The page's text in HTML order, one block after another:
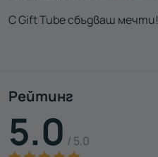
С Gift Tube сбъдваш мечти!
Рейтинг
5.0 / 5.0